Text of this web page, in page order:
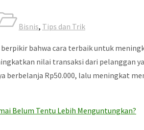
Bisnis, Tips dan Trik
bahwa cara terbaik untuk
nilai transaksi dari pelanggan
berbelanja Rp50.000, lalu meningkat